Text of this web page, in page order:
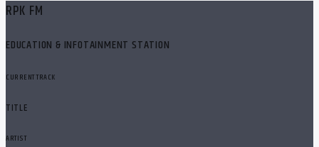
RPK FM
EDUCATION & INFOTAINMENT STATION
CURRENT TRACK
TITLE
ARTIST